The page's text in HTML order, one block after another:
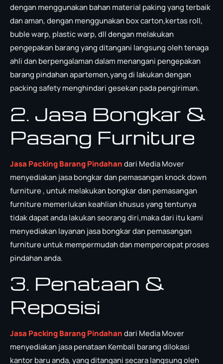
dengan menggunakan bahan material paking yang terbaik
dan aman, dengan menggunakan box carton,kertas roll,
buble warp, plastic warp, dll dengan melakukan
pengepakan barang yang ditangani langsung oleh tenaga
ahli dan berpengalaman dalam menangani pengepakan
barang pindahan apartemen,yang di lakukan dengan
packing safety menghindari gesekan pada pengiriman.
2. Jasa Bongkar &
Pasang Furniture
Jasa Packing Barang Pindahandari Media Mover
menyediakan jasa bongkar dan pemasangan knock down
furniture , untuk melakukan bongkar dan pemasangan
furniture memerlukan keahlian khusus yang tentunya
tidak dapat anda lakukan seorang diri,maka dari itu kami
menyediakan layanan jasa bongkar dan pemasangan
furniture untuk mempermudah dan mempercepat proses
pindahan anda.
3. Penataan &
Reposisi
Jasa Packing Barang Pindahandari Media Mover
menyediakan jasa penataan Kembali barang dilokasi
kantor baru anda, yang ditangani secara langsung oleh